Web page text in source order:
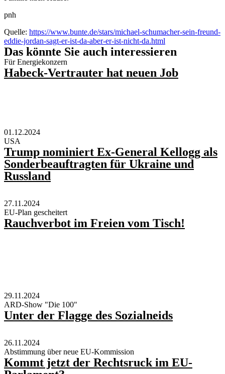
pnh
Quelle: https://www.bunte.de/stars/michael-schumacher-sein-freund-
eddie-jordan-sagt-er-ist-da-aber-er-ist-nicht-da.html
Das könnte Sie auch interessieren
Für Energiekonzern
Habeck-Vertrauter hat neuen Job
01.12.2024
USA
Trump nominiert Ex-General Kellogg als
Sonderbeauftragten für Ukraine und
Russland
27.11.2024
EU-Plan gescheitert
Rauchverbot im Freien vom Tisch!
29.11.2024
ARD-Show "Die 100"
Unter der Flagge des Sozialneids
26.11.2024
Abstimmung über neue EU-Kommission
Kommt jetzt der Rechtsruck im EU-